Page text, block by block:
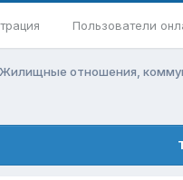
Пользователи
Жилищные отношения,